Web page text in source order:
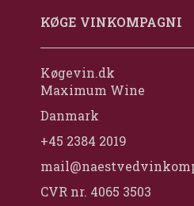
KØGE VINKOMPAGNI
Køgevin.dk
Maximum Wine
Danmark
+45 2384 2019
CVR nr. 4065 3503